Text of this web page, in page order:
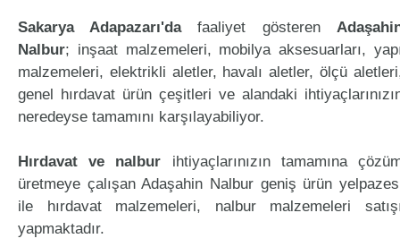
Sakarya Adapazarı'dafaaliyet gösteren
Nalbur; inşaat malzemeleri, mobilya aksesuarları,
malzemeleri, elektrikli aletler, havalı aletler, ölçü
genel hırdavat ürün çeşitleri ve alandaki
neredeyse tamamını karşılayabiliyor.
Hırdavat ve nalbur ihtiyaçlarınızın tamamına
üretmeye çalışan Adaşahin Nalbur geniş ürün
ile hırdavat malzemeleri, nalbur malzemeleri
yapmaktadır.